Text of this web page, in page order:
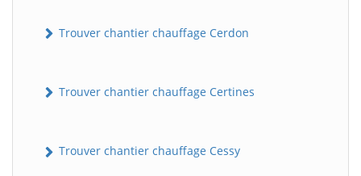
Trouver chantier chauffage Cerdon
Trouver chantier chauffage Certines
Trouver chantier chauffage Cessy